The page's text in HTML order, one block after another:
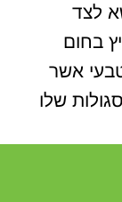
לצד
בחום
אשר
שלו